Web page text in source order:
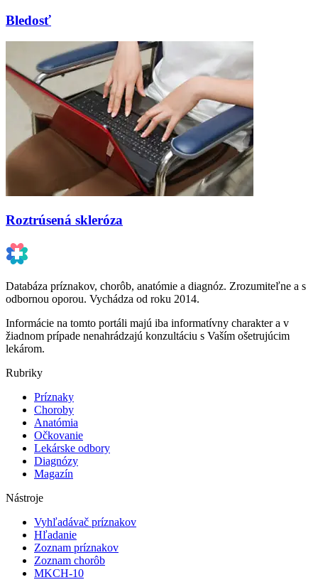
Bledosť
Roztrúsená skleróza
Databáza príznakov, chorôb, anatómie a diagnóz. Zrozumiteľne a s
odbornou oporou. Vychádza od roku 2014.
Informácie na tomto portáli majú iba informatívny charakter a v
žiadnom prípade nenahrádzajú konzultáciu s Vaším ošetrujúcim
lekárom.
Rubriky
Príznaky
Choroby
Anatómia
Očkovanie
Lekárske odbory
Diagnózy
Magazín
Nástroje
Vyhľadávač príznakov
Hľadanie
Zoznam príznakov
Zoznam chorôb
MKCH-10